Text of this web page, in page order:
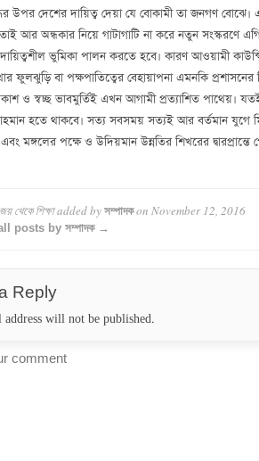
উপর দেশের দায়িত্ব দেয়া যে বোকামী তা জনগণ বোঝে।
আর অন্ধকার নিয়ে গাটাগাটি না করে নতুন সংস্করণে
ভুমিকা পালন করতে হবে। কারণ আওয়ামী
ফুলঝুড়ি বা পক্ষপাতিত্বের বেহায়াপনা এমনকি
ও স্বচ্ছ ভাবমুর্তিই এখন আগামী প্রত্যাশিত পাথেয়।
হতে থাকবে। সত্য সবসময় সত্যই আর বর্তমান যুগে
এবং মঙ্গলের পক্ষে ও উদিয়মান উন্নতির শিখরের
থেকে শিক্ষাadded by সম্পাদকon November 12, 2016
posts by সম্পাদক →
Reply
address will not be published.